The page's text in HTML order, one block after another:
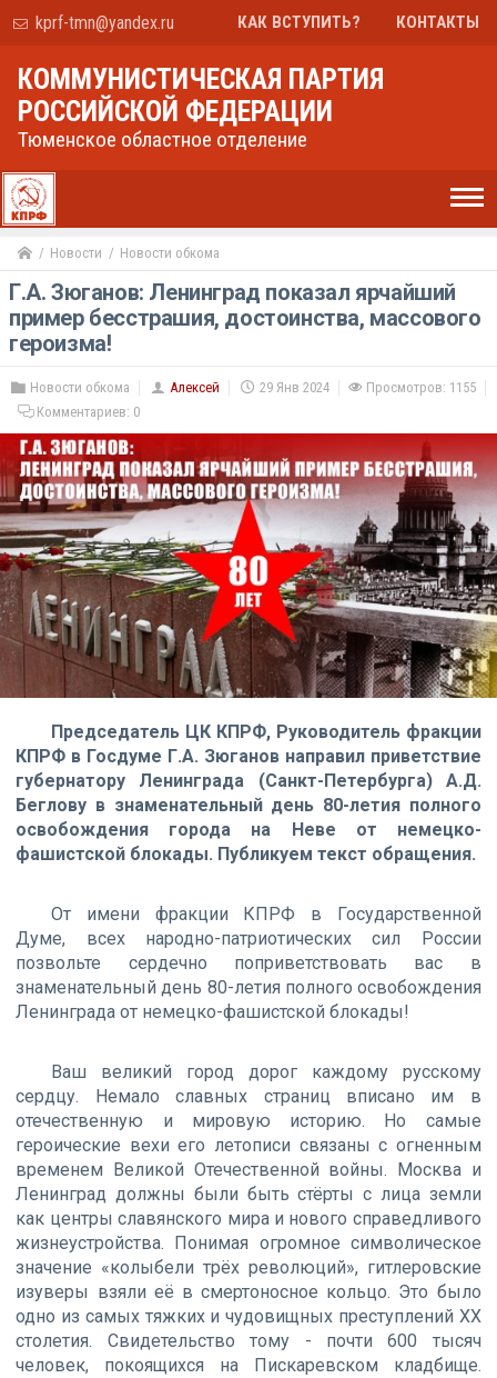
kprf-tmn@yandex.ru КАК ВСТУПИТЬ? КОНТАКТЫ
КОММУНИСТИЧЕСКАЯ ПАРТИЯ
РОССИЙСКОЙ ФЕДЕРАЦИИ
Тюменское областное отделение
Новости Новости обкома
Г.А. Зюганов: Ленинград показал ярчайший
пример бесстрашия, достоинства, массового
героизма!
Новости обкома Алексей 29 Янв 2024
Просмотров: 1155
Комментариев: 0
Председатель ЦК КПРФ, Руководитель фракции
КПРФ в Госдуме Г.А. Зюганов направил приветствие
губернатору Ленинграда (Санкт-Петербурга) А.Д.
Беглову в знаменательный день 80-летия полного
освобождения города на Неве от немецко-
фашистской блокады. Публикуем текст обращения.
От имени фракции КПРФ в Государственной
Думе, всех народно-патриотических сил России
позвольте сердечно поприветствовать вас в
знаменательный день 80-летия полного освобождения
Ленинграда от немецко-фашистской блокады!
Ваш великий город дорог каждому русскому
сердцу. Немало славных страниц вписано им в
отечественную и мировую историю. Но самые
героические вехи его летописи связаны с огненным
временем Великой Отечественной войны. Москва и
Ленинград должны были быть стёрты с лица земли
как центры славянского мира и нового справедливого
жизнеустройства. Понимая огромное символическое
значение «колыбели трёх революций», гитлеровские
изуверы взяли её в смертоносное кольцо. Это было
одно из самых тяжких и чудовищных преступлений ХХ
столетия. Свидетельство тому - почти 600 тысяч
человек, покоящихся на Пискаревском кладбище.